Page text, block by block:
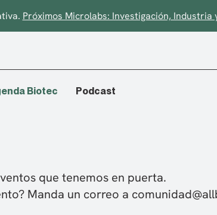
Próximos Microlabs: Investigación, Industria
Biotec Podcast
que tenemos en puerta.
Manda un correo a